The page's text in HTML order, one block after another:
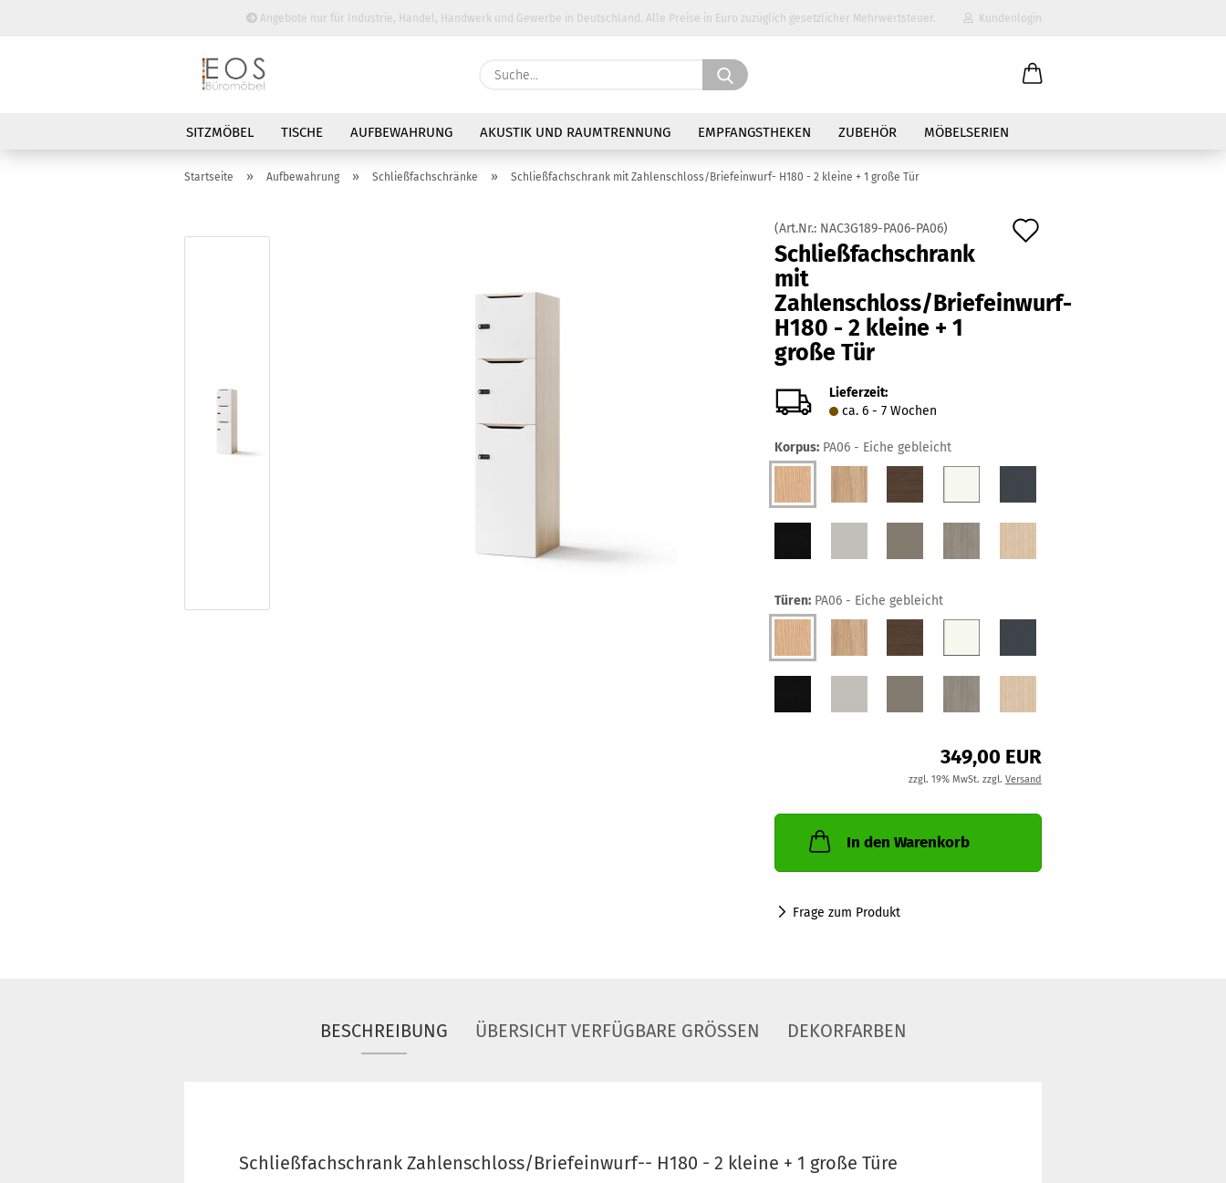
Angebote nur für Industrie, Handel, Handwerk und Gewerbe in Deutschland. Alle Preise in Euro zuzüglich gesetzlicher Mehrwertsteuer. Kundenlogin
Passwort
Konto erstellen
Passwort vergessen?
Suche...
SITZMÖBEL TISCHE AUFBEWAHRUNG AKUSTIK UND RAUMTRENNUNG EMPFANGSTHEKEN ZUBEHÖR MÖBELSERIEN
BESPRECHUNGSTISCHE
Startseite » Aufbewahrung » Schließfachschränke » Schließfachschrank mit Zahlenschloss/Briefeinwurf- H180 - 2 kleine + 1 große Tür
(Art.Nr.: NAC3G189-PA06-PA06)
Merkzettel
Schließfachschrank
mit
Zahlenschloss/Briefeinwurf-
H180 - 2 kleine + 1
große Tür
Lieferzeit:
ca. 6 - 7 Wochen
Korpus: PA06 - Eiche gebleicht
Türen: PA06 - Eiche gebleicht
349,00 EUR
zzgl. 19% MwSt. zzgl. Versand
In den Warenkorb
Frage zum Produkt
BESCHREIBUNG ÜBERSICHT VERFÜGBARE GRÖSSEN DEKORFARBEN
Schließfachschrank Zahlenschloss/Briefeinwurf-- H180 - 2 kleine + 1 große Türe